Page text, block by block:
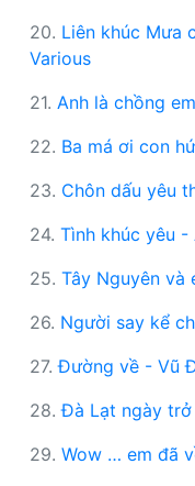
20. Liên khúc Mưa
Various
21. Anh là chồng
22. Ba má ơi con
23. Chôn dấu yêu
24. Tình khúc yêu -
25. Tây Nguyên và
26. Người say kể
27.Đường về - Vũ
28.Đà Lạt ngày trở
29. Wow … em đã